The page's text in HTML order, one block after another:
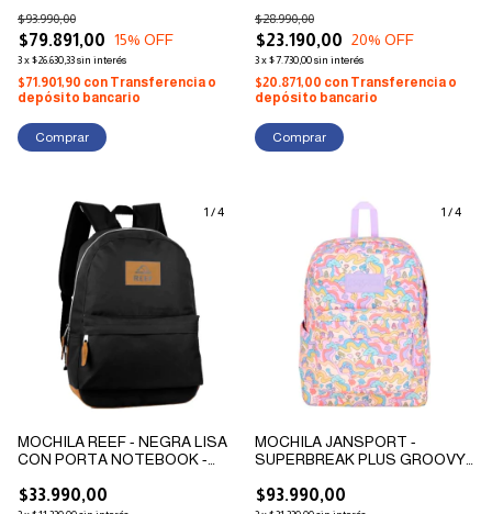
$79.891,00
$93.990,00
15% OFF
3x$26.630,33sin interés
$71.901,90 con Transferencia o
depósito bancario
$23.190,00
$28.990,00
20% OFF
3x$7.730,00sin interés
$20.871,00 con Transferencia o
depósito bancario
1 /4
MOCHILA REEF - NEGRA LISA
CON PORTA NOTEBOOK -
$33.990,00
1 /4
MOCHILA JANSPORT -
SUPERBREAK PLUS GROOVY
$93.990,00